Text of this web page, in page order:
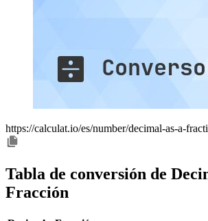
https://calculat.io/es/number/decimal-as-a-
Tabla de conversión de
Fracción